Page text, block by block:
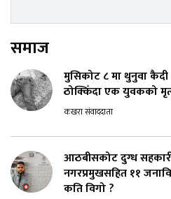
समाज
मुसिकोट ८ मा थुनुवा
ठोक्किँदा एक युवकको
कखरा संवाददाता
आठबीसकोट दुग्ध
नगरप्रमुखसहित ११
कति विगो ?